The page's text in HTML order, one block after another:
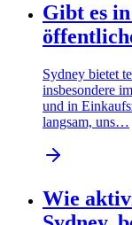
Gibt es
Sydney bietet
insbesondere
und in
langsam, uns…
Wie